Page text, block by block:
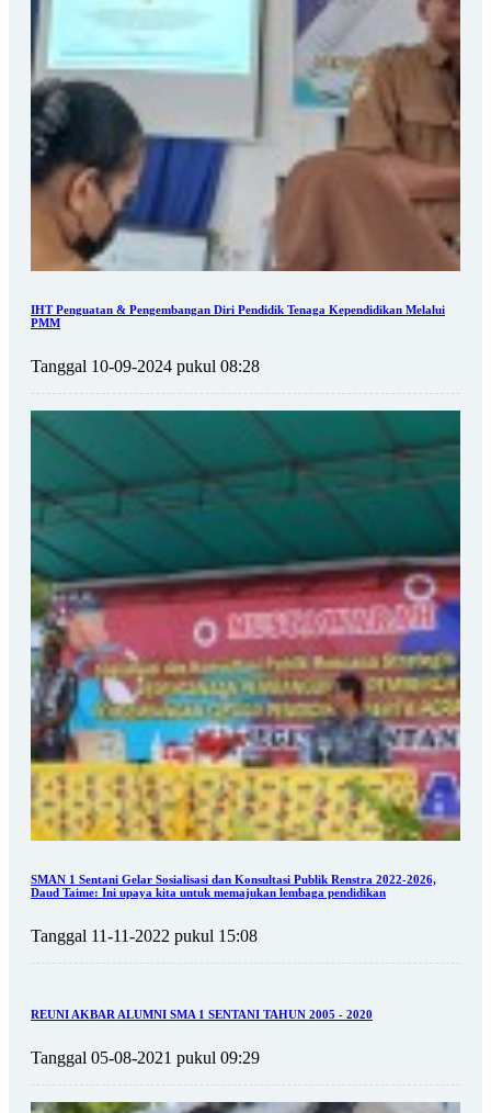
IHT Penguatan & Pengembangan Diri Pendidik Tenaga Kependidikan Melalui
PMM
Tanggal 10-09-2024 pukul 08:28
SMAN 1 Sentani Gelar Sosialisasi dan Konsultasi Publik Renstra 2022-2026,
Daud Taime: Ini upaya kita untuk memajukan lembaga pendidikan
Tanggal 11-11-2022 pukul 15:08
REUNI AKBAR ALUMNI SMA 1 SENTANI TAHUN 2005 - 2020
Tanggal 05-08-2021 pukul 09:29